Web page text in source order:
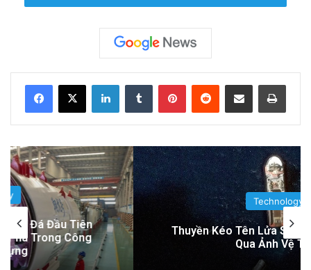
Nguyên Nhân Gây Nổ Tên Lửa Trên Bệ
Phóng: Hé Lộ Từ Blue Origin
1 day ago
Đọc thêmRead More
advertisement
LinkedInTumblr PinterestReddit Share via Email Print
Technology
Thuyền Kéo Tên Lửa Starship Được Hé Lộ
Qua Ảnh Vệ Tinh!